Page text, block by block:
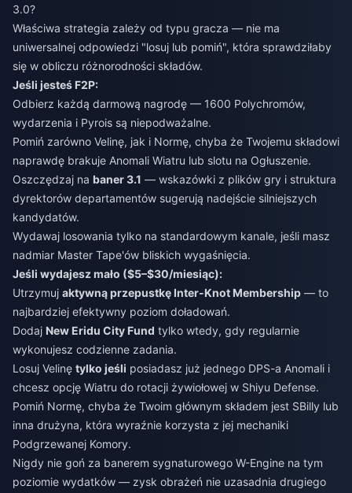
3.0?
Właściwa strategia zależy od typu gracza — nie ma
uniwersalnej odpowiedzi "losuj lub pomiń", która sprawdziłaby
się w obliczu różnorodności składów.
Jeśli jesteś F2P:
Odbierz każdą darmową nagrodę — 1600 Polychromów,
wydarzenia i Pyrois są niepodważalne.
Pomiń zarówno Velinę, jak i Normę, chyba że Twojemu składowi
naprawdę brakuje Anomali Wiatru lub slotu na Ogłuszenie.
Oszczędzaj na baner 3.1 — wskazówki z plików gry i struktura
dyrektorów departamentów sugerują nadejście silniejszych
kandydatów.
Wydawaj losowania tylko na standardowym kanale, jeśli masz
nadmiar Master Tape'ów bliskich wygaśnięcia.
Jeśli wydajesz mało ($5–$30/miesiąc):
Utrzymuj aktywną przepustkę Inter-Knot Membership — to
najbardziej efektywny poziom doładowań.
Dodaj New Eridu City Fund tylko wtedy, gdy regularnie
wykonujesz codzienne zadania.
Losuj Velinę tylko jeśli posiadasz już jednego DPS-a Anomali i
chcesz opcję Wiatru do rotacji żywiołowej w Shiyu Defense.
Pomiń Normę, chyba że Twoim głównym składem jest SBilly lub
inna drużyna, która wyraźnie korzysta z jej mechaniki
Podgrzewanej Komory.
Nigdy nie goń za banerem sygnaturowego W-Engine na tym
poziomie wydatków — zysk obrażeń nie uzasadnia drugiego